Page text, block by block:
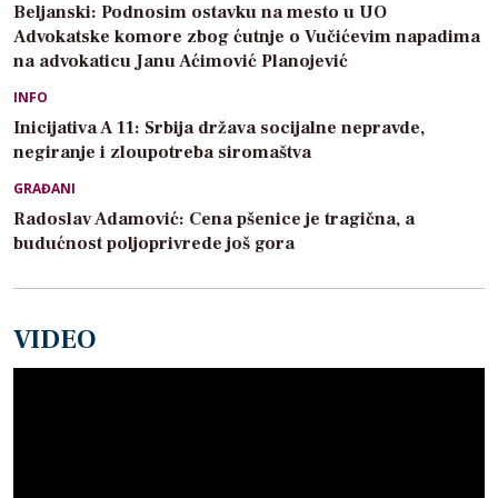
Beljanski: Podnosim ostavku na mesto u UO
Advokatske komore zbog ćutnje o Vučićevim napadima
na advokaticu Janu Aćimović Planojević
INFO
Inicijativa A 11: Srbija država socijalne nepravde,
negiranje i zloupotreba siromaštva
GRAĐANI
Radoslav Adamović: Cena pšenice je tragična, a
budućnost poljoprivrede još gora
VIDEO